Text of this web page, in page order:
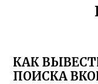
КАК
ПОИСКА